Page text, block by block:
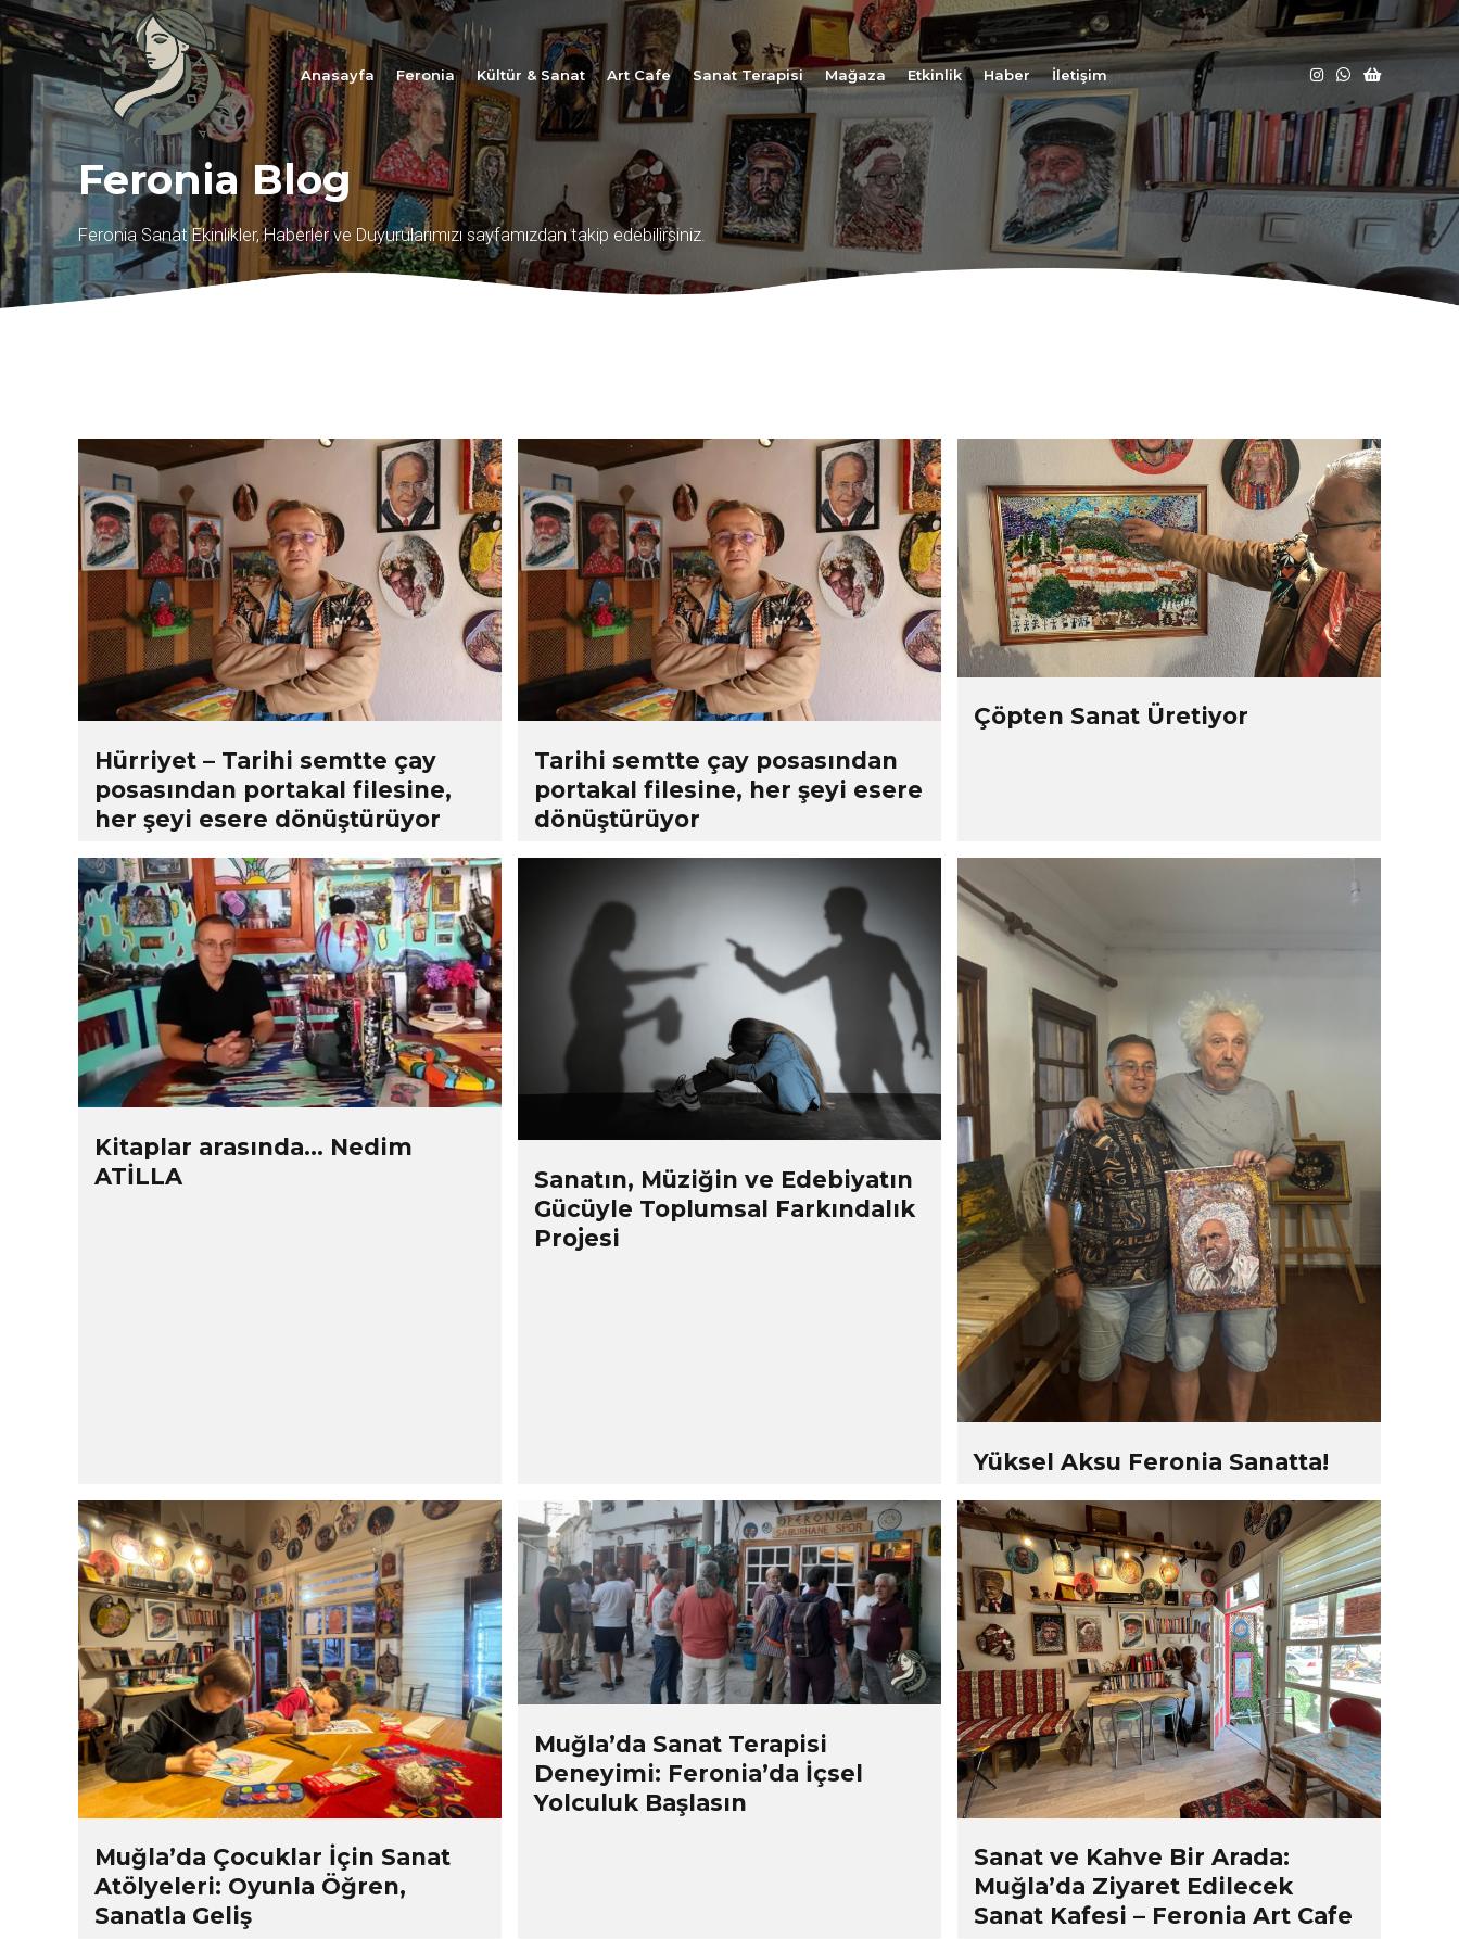
Anasayfa Feronia Kültür & Sanat Art Cafe Sanat Terapisi Mağaza Etkinlik Haber İletişim
Feronia Blog
Feronia Sanat Ekinlikler, Haberler ve Duyurularımızı sayfamızdan takip edebilirsiniz.
Hürriyet – Tarihi semtte çay
posasından portakal filesine,
her şeyi esere dönüştürüyor
Tarihi semtte çay posasından
portakal filesine, her şeyi esere
dönüştürüyor
Çöpten Sanat Üretiyor
Kitaplar arasında… Nedim
ATİLLA
Sanatın, Müziğin ve Edebiyatın
Gücüyle Toplumsal Farkındalık
Projesi
Yüksel Aksu Feronia Sanatta!
Muğla’da Çocuklar İçin Sanat
Atölyeleri: Oyunla Öğren,
Sanatla Geliş
Muğla’da Sanat Terapisi
Deneyimi: Feronia’da İçsel
Yolculuk Başlasın
Sanat ve Kahve Bir Arada:
Muğla’da Ziyaret Edilecek
Sanat Kafesi – Feronia Art Cafe